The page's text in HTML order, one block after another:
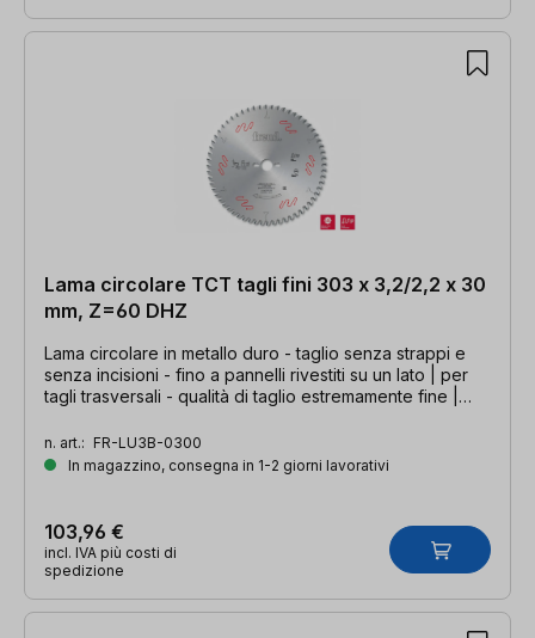
Lama circolare TCT tagli fini 303 x 3,2/2,2 x 30
mm, Z=60 DHZ
Lama circolare in metallo duro - taglio senza strappi e
senza incisioni - fino a pannelli rivestiti su un lato | per
tagli trasversali - qualità di taglio estremamente fine |
n. art.: FR-LU3B-0300
In magazzino, consegna in 1-2 giorni lavorativi
103,96 €
incl. IVA più costi di
spedizione